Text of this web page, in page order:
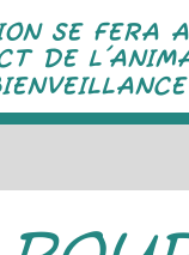
SE FERA
DE